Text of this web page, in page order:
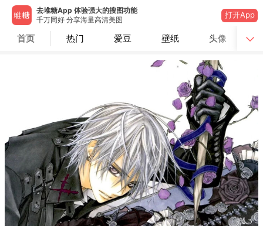
去堆糖App 体验强大的搜图功能
千万同好 分享海量高清美图
打开App
首页 热门 爱豆 壁纸 头像